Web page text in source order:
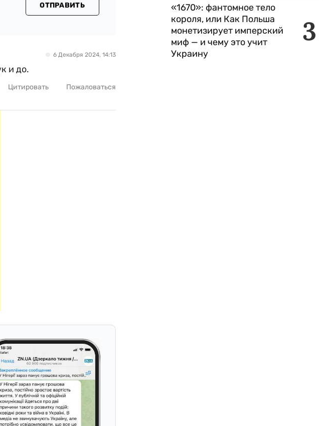
ОТПРАВИТЬ
6 Декабря 2024, 14:13
и до.
Цитировать Пожаловаться
3
«1670»: фантомное тело
короля, или Как Польша
монетизирует имперский
миф — и чему это учит
Украину